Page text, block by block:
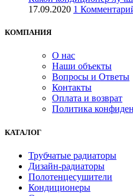
17.09.2020 1
КОМПАНИЯ
О нас
Наши объекты
Вопросы и Ответы
Контакты
Оплата и возврат
Политика
КАТАЛОГ
Трубчатые радиаторы
Дизайн-радиаторы
Полотенцесушители
Кондиционеры